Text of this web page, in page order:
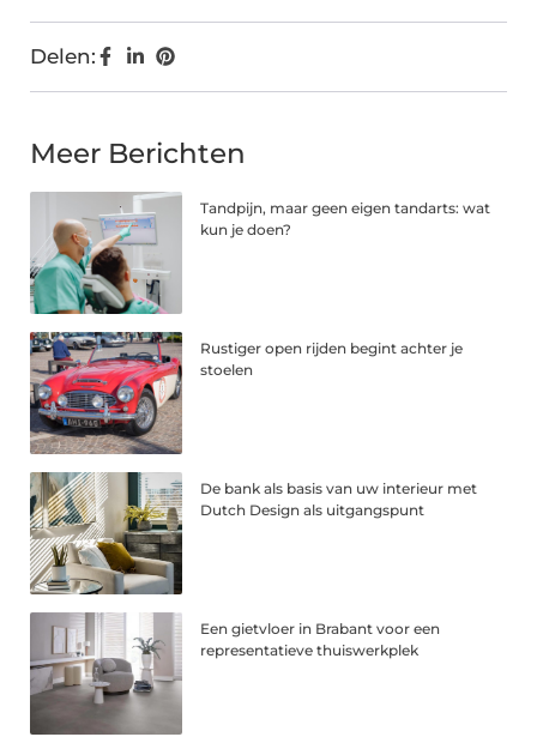
Delen:
Meer Berichten
Tandpijn, maar geen eigen tandarts: wat
kun je doen?
Rustiger open rijden begint achter je
stoelen
De bank als basis van uw interieur met
Dutch Design als uitgangspunt
Een gietvloer in Brabant voor een
representatieve thuiswerkplek